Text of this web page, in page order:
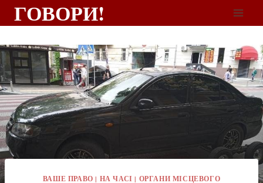
ГОВОРИ!
ВАШЕ ПРАВО | НА ЧАСІ | ОРГАНИ МІСЦЕВОГО